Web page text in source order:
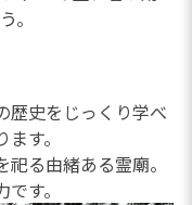
。
歴史をじっくり学べ
す。
る由緒ある霊廟。
す。